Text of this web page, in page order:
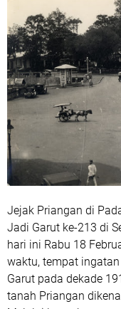
Jejak Priangan di
Jadi Garut ke-213 di
hari ini Rabu 18
waktu, tempat
Garut pada dekade
tanah Priangan